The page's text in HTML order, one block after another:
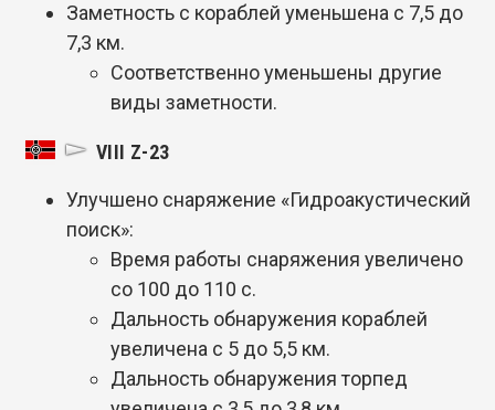
Заметность с кораблей уменьшена с 7,5 до
7,3 км.
Соответственно уменьшены другие
виды заметности.
VIII Z-23
Улучшено снаряжение «Гидроакустический
поиск»:
Время работы снаряжения увеличено
со 100 до 110 с.
Дальность обнаружения кораблей
увеличена с 5 до 5,5 км.
Дальность обнаружения торпед